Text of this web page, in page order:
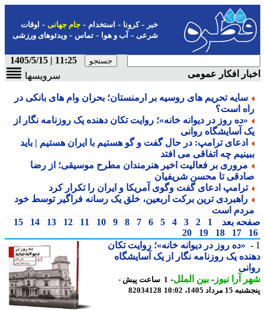
-کرونا-استخدام- جام جهانی-اوقات
شرعی-آب و هوا-تماس-ویدئوهای ورزشی
11:25 | 1405/5/15
افکار عمومی
سرویسها
سایه تحریم های روسیه بر ارمنستان؛ بحران وام های بانکی در
است؟
«ده روز در دیوانه خانه»؛ روایت تکان دهنده یک روزنامه نگار از
آسایشگاه روانی
ادعای ترامپ: در حال گفت و گو هستیم با ایران هستیم | باید
چه اتفاقی می افتد
مروری بر فعالیت اخیر هنرمندان مطرح موسیقی؛ از رضا
تا محسن شریفیان
ترامپ ادعای گفت وگوی آمریکا و ایران را تکرار کرد
راهبردی ترین برکت اربعین، خلق یک رسانه فراگیر توسط خود
است
بعد
1
2
3
4
5
6
7
8
9
10
11
12
13
14
15
17
18
19
20
«ده روز در دیوانه خانه»؛ روایت تکان
یک روزنامه نگار از یک آسایشگاه
آرا نیوز-بین الملل- 1 ساعت پیش -
1405، 10:02
82034128